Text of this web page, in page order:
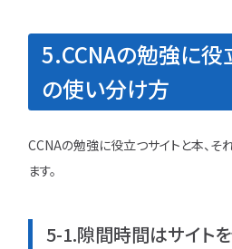
5.CCNAの勉強に役
の使い分け方
CCNAの勉強に役立つサイトと本、
ます。
5-1.隙間時間はサイト